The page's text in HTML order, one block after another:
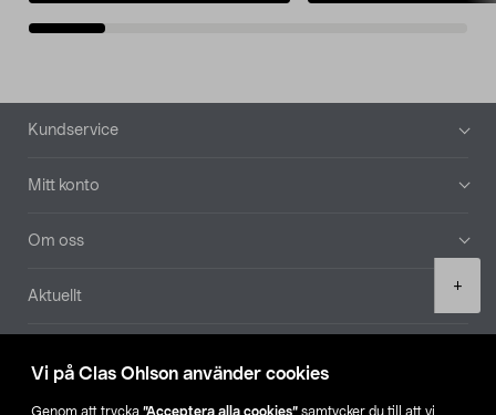
Vi på Clas Ohlson använder cookies
Genom att trycka ”Acceptera alla cookies” samtycker du till att vi
+
Sidfot
Kundservice
Mitt konto
Om oss
Aktuellt
Hitta butik